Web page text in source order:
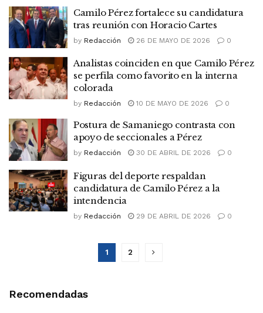
Camilo Pérez fortalece su candidatura
tras reunión con Horacio Cartes
by Redacción 26 DE MAYO DE 2026 0
Analistas coinciden en que Camilo Pérez
se perfila como favorito en la interna
colorada
by Redacción 10 DE MAYO DE 2026 0
Postura de Samaniego contrasta con
apoyo de seccionales a Pérez
by Redacción 30 DE ABRIL DE 2026 0
Figuras del deporte respaldan
candidatura de Camilo Pérez a la
intendencia
by Redacción 29 DE ABRIL DE 2026 0
1 2
Recomendadas